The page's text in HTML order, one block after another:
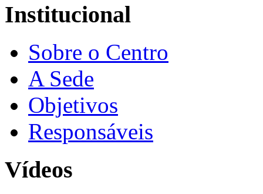
Institucional
Sobre o Centro
A Sede
Objetivos
Responsáveis
Vídeos